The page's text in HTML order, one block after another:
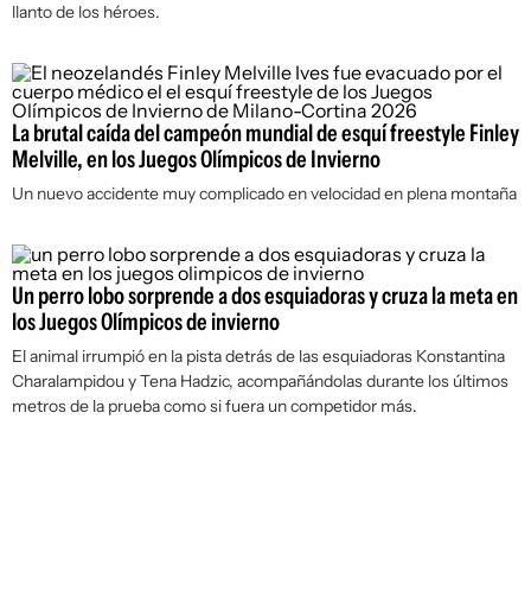
llanto de los héroes.
La brutal caída del campeón mundial de esquí freestyle Finley
Melville, en los Juegos Olímpicos de Invierno
Un nuevo accidente muy complicado en velocidad en plena montaña
Un perro lobo sorprende a dos esquiadoras y cruza la meta en
los Juegos Olímpicos de invierno
El animal irrumpió en la pista detrás de las esquiadoras Konstantina
Charalampidou y Tena Hadzic, acompañándolas durante los últimos
metros de la prueba como si fuera un competidor más.